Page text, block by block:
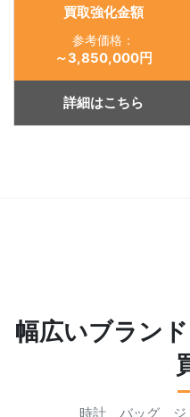
買取強化金額
参考価格：
～3,850,000円
詳細はこちら
幅広いブラン
時計、バッグ、ジ